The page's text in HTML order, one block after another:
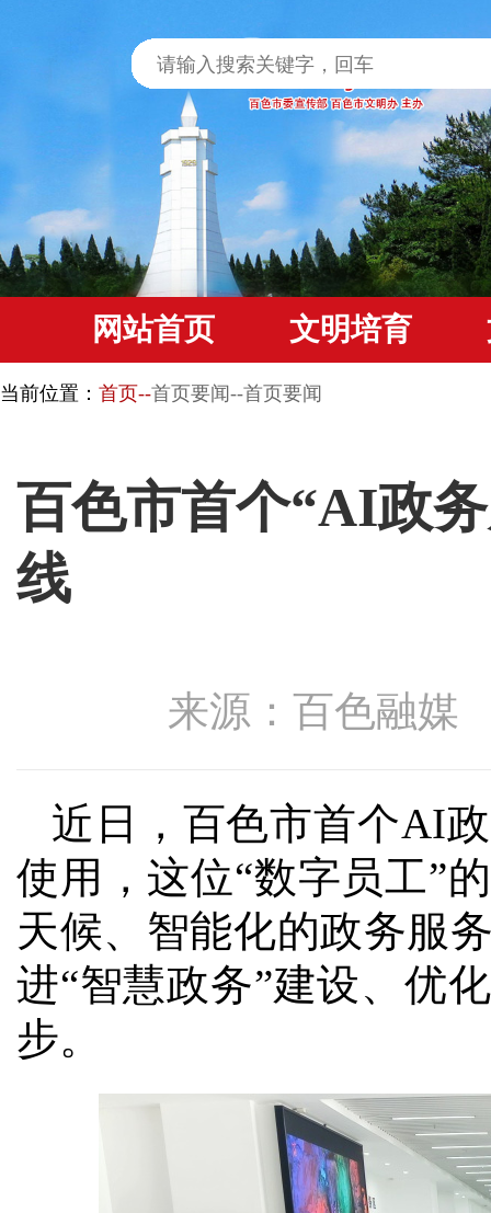
网站首页 文明培育
当前位置： 首页--首页要闻--首页要闻
百色市首个“AI政
线
来源：百色融媒
近日，百色市首个AI
使用，这位“数字员工”
天候、智能化的政务服
进“智慧政务”建设、优
步。